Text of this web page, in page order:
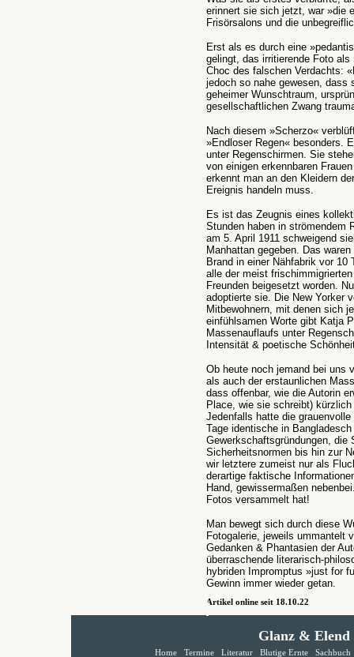
erinnert sie sich jetzt, war »die
Frisörsalons und die
Erst als es durch eine
gelingt, das irritierende Foto
Choc des falschen Verdachts:
jedoch so nahe gewesen, dass
geheimer Wunschtraum,
gesellschaftlichen Zwang
Nach diesem »Scherzo«
»Endloser Regen« besonders.
unter Regenschirmen. Sie
von einigen erkennbaren
erkennt man an den Kleidern
Ereignis handeln muss.
Es ist das Zeugnis eines
Stunden haben in strömendem
am 5. April 1911 schweigend
Manhattan gegeben. Das
Brand in einer Nähfabrik vor 10
alle der meist
Freunden beigesetzt worden.
adoptierte sie. Die New Yorker
Mitbewohnern, mit denen sich
einfühlsamen Worte gibt Katja
Massenauflaufs unter
Intensität & poetische
Ob heute noch jemand bei uns
als auch der erstaunlichen
dass offenbar, wie die Autorin
Place, wie sie schreibt)
Jedenfalls hatte die
Tage identische in
Gewerkschaftsgründungen, die
Sicherheitsnormen bis hin zur
wir letztere zumeist nur als
derartige faktische
Hand, gewissermaßen
Fotos versammelt hat!
Man bewegt sich durch diese
Fotogalerie, jeweils ummantelt
Gedanken & Phantasien der
überraschende literarisch-
hybriden Impromptus »just for
Gewinn immer wieder getan.
Artikel online seit 18.10.22
Glanz & Elend
Home Termine Literatur Blutige Ernte Sachbuch